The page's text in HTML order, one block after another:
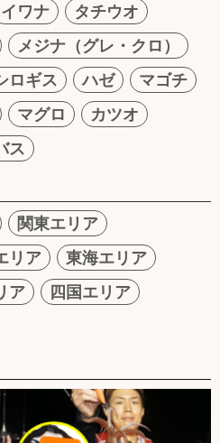
イワナ
タチウオ
メジナ（グレ・クロ）
ロギス ハゼ
マゴチ
マグロ
カツオ
ス
関東エリア
リア
東海エリア
ア
四国エリア